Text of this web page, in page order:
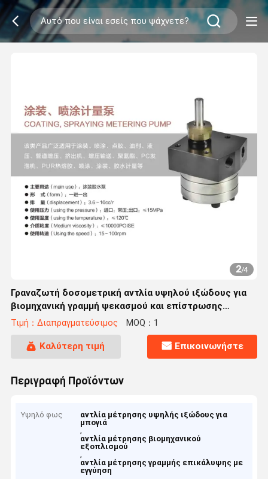
2/4
Γραναζωτή δοσομετρική αντλία υψηλού ιξώδους για
βιομηχανική γραμμή ψεκασμού και επίστρωσης
χρωμάτων
Τιμή：Διαπραγματεύσιμος MOQ：1
Καλύτερη τιμή Επικοινωνήστε
Περιγραφή Προϊόντων
Υψηλό φως
αντλία μέτρησης υψηλής ιξώδους για
μπογιά
,
αντλία μέτρησης βιομηχανικού
εξοπλισμού
,
αντλία μέτρησης γραμμής επικάλυψης με
εγγύηση